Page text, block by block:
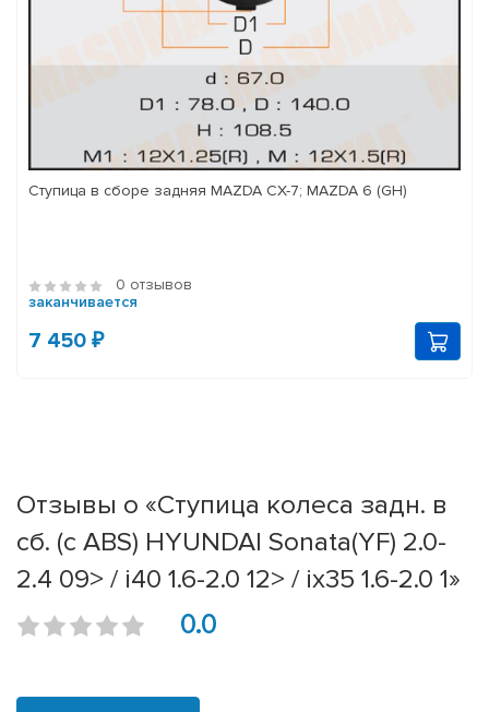
Ступица в сборе задняя MAZDA CX-7; MAZDA 6 (GH)
0 отзывов
заканчивается
7 450 ₽
Отзывы о «Ступица колеса задн. в
сб. (с ABS) HYUNDAI Sonata(YF) 2.0-
2.4 09> / i40 1.6-2.0 12> / ix35 1.6-2.0 1»
0.0